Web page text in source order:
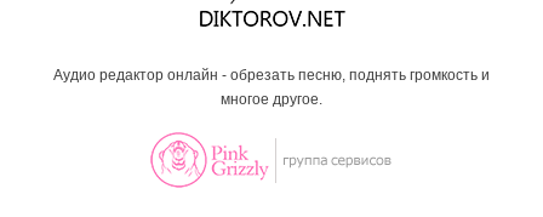
Аудио редактор онлайн - обрезать песню, поднять громкость и
многое другое.